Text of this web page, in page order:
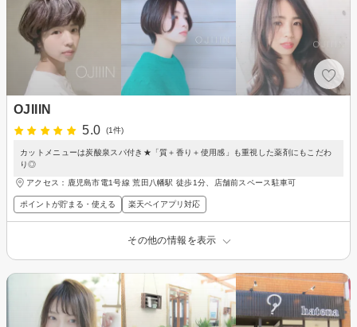
OJIIIN
5.0
(1件)
カットメニューは炭酸泉スパ付き★「質＋香り＋使用感」も重視した薬剤にもこだわ
り◎
アクセス：鹿児島市電1号線 荒田八幡駅 徒歩1分、店舗前スペース駐車可
ポイントが貯まる・使える 楽天ペイアプリ対応
その他の情報を表示